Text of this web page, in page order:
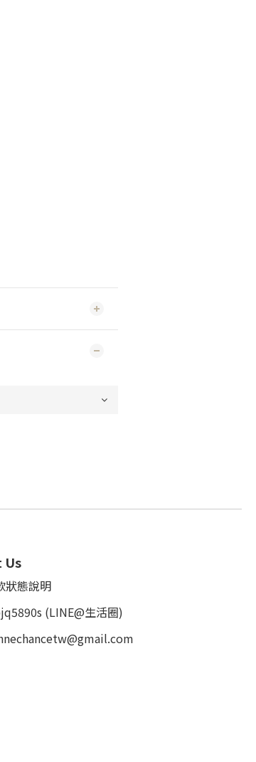
Us
狀態說明
(LINE@生活圈)